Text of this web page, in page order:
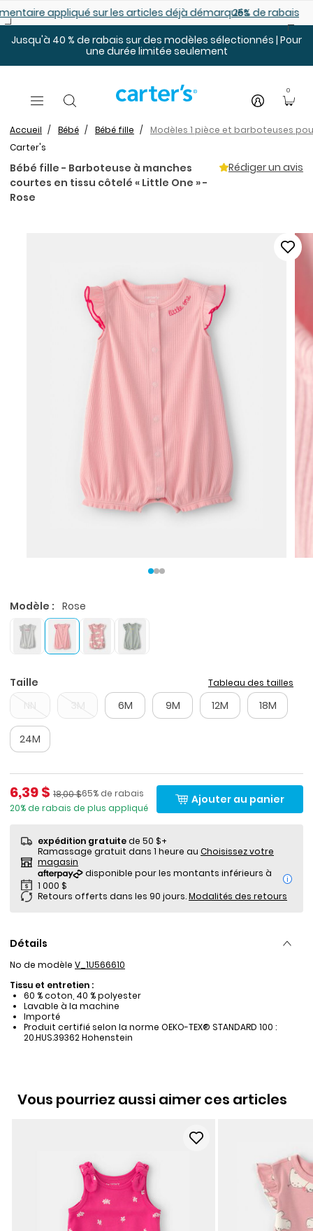
déjà démarqués25% de rabais: modèles pour bébé
Jusqu'à 40 % de rabais sur des modèles sélectionnés | Pour
une durée limitée seulement
0
Accueil Bébé Bébé fille
Modèles 1 pièce et barboteuses
Carter's
Bébé fille - Barboteuse à manches
courtes en tissu côtelé « Little One » -
Rose
Rédiger un avis
Modèle : Rose
Taille Tableau des tailles
6M 9M 12M 18M
24M
Prix de solde
6,39 $ Pourcentage de rabais
65% de rabais
Prix ​​de détail suggéré par le fabricant
18,00 $
20% de rabais de plus appliqué
Ajouter au panier
expédition gratuitede 50 $+
Ramassage gratuit dans 1 heure au Choisissez votre
magasin
i
Retours offerts dans les 90 jours.Modalités des retours
Détails
No de modèle V_1U566610
Tissu et entretien :
60 % coton, 40 % polyester
Lavable à la machine
Importé
Produit certifié selon la norme OEKO-TEX® STANDARD 100 :
20.HUS.39362 Hohenstein
Vous pourriez aussi aimer ces articles